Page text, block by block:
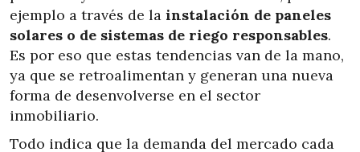
ejemplo a través de la instalación de paneles
solares o de sistemas de riego responsables.
Es por eso que estas tendencias van de la mano,
ya que se retroalimentan y generan una nueva
forma de desenvolverse en el sector
inmobiliario.
Todo indica que la demanda del mercado cada